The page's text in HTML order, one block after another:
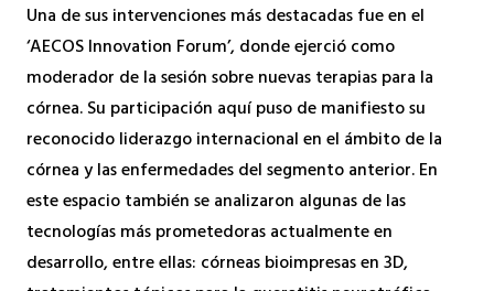
Una de sus intervenciones más destacadas fue en el
‘AECOS Innovation Forum’, donde ejerció como
moderador de la sesión sobre nuevas terapias para la
córnea. Su participación aquí puso de manifiesto su
reconocido liderazgo internacional en el ámbito de la
córnea y las enfermedades del segmento anterior. En
este espacio también se analizaron algunas de las
tecnologías más prometedoras actualmente en
desarrollo, entre ellas: córneas bioimpresas en 3D,